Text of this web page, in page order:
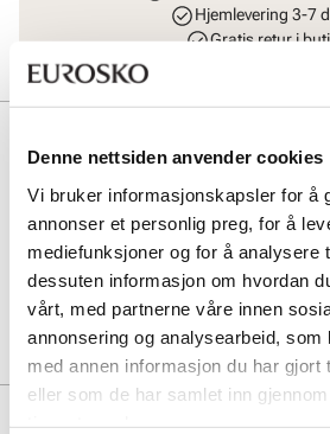
Denne nettsiden anvender cookies
Vi bruker informasjonskapsler for å
annonser et personlig preg, for å
mediefunksjoner og for å analysere
dessuten informasjon om hvordan
vårt, med partnerne våre innen
annonsering og analysearbeid, som
med annen informasjon du har gjort
eller som de har samlet inn
Hjemlevering 3-7
Gratis retur i
Vanntette og varme fritidssko fra Skooty.
varme og komfortable. Skoen har borrelås
tilpasning til barnefoten, og for enkelt å ta
såle gir godt grep.
Art. nr 64357002
Lev. art. nr25H3373